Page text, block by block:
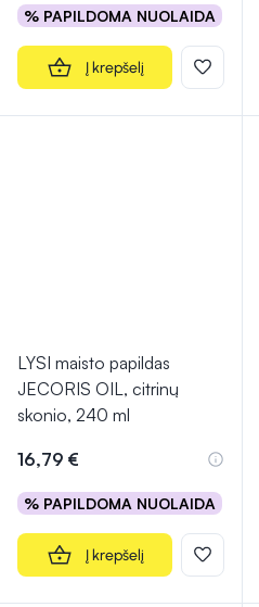
% PAPILDOMA NUOLAIDA
Į krepšelį
LYSI maisto papildas
JECORIS OIL, citrinų
skonio, 240 ml
16,79 €
% PAPILDOMA NUOLAIDA
Į krepšelį